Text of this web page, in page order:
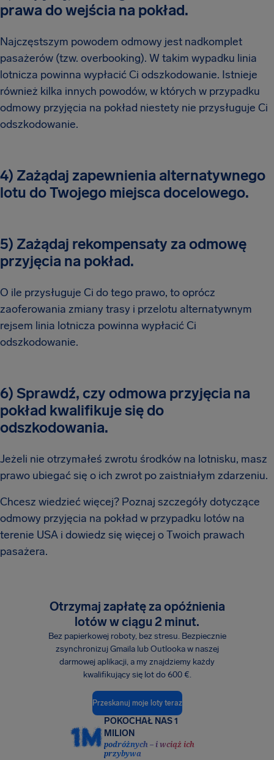
prawa do wejścia na pokład.
Najczęstszym powodem odmowy jest nadkomplet
pasażerów (tzw. overbooking). W takim wypadku linia
lotnicza powinna wypłacić Ci odszkodowanie. Istnieje
również kilka innych powodów, w których w przypadku
odmowy przyjęcia na pokład niestety nie przysługuje Ci
odszkodowanie.
4) Zażądaj zapewnienia alternatywnego
lotu do Twojego miejsca docelowego.
5) Zażądaj rekompensaty za odmowę
przyjęcia na pokład.
O ile przysługuje Ci do tego prawo, to oprócz
zaoferowania zmiany trasy i przelotu alternatywnym
rejsem linia lotnicza powinna wypłacić Ci
odszkodowanie.
6) Sprawdź, czy odmowa przyjęcia na
pokład kwalifikuje się do
odszkodowania.
Jeżeli nie otrzymałeś zwrotu środków na lotnisku, masz
prawo ubiegać się o ich zwrot po zaistniałym zdarzeniu.
Chcesz wiedzieć więcej? Poznaj szczegóły dotyczące
odmowy przyjęcia na pokład w przypadku lotów na
terenie USA i dowiedz się więcej o Twoich prawach
pasażera.
Otrzymaj zapłatę za opóźnienia
lotów w ciągu 2 minut.
Bez papierkowej roboty, bez stresu. Bezpiecznie
zsynchronizuj Gmaila lub Outlooka w naszej
darmowej aplikacji, a my znajdziemy każdy
kwalifikujący się lot do 600 €.
Przeskanuj moje loty teraz
POKOCHAŁ NAS 1
MILION
podróżnych – i wciąż ich
przybywa